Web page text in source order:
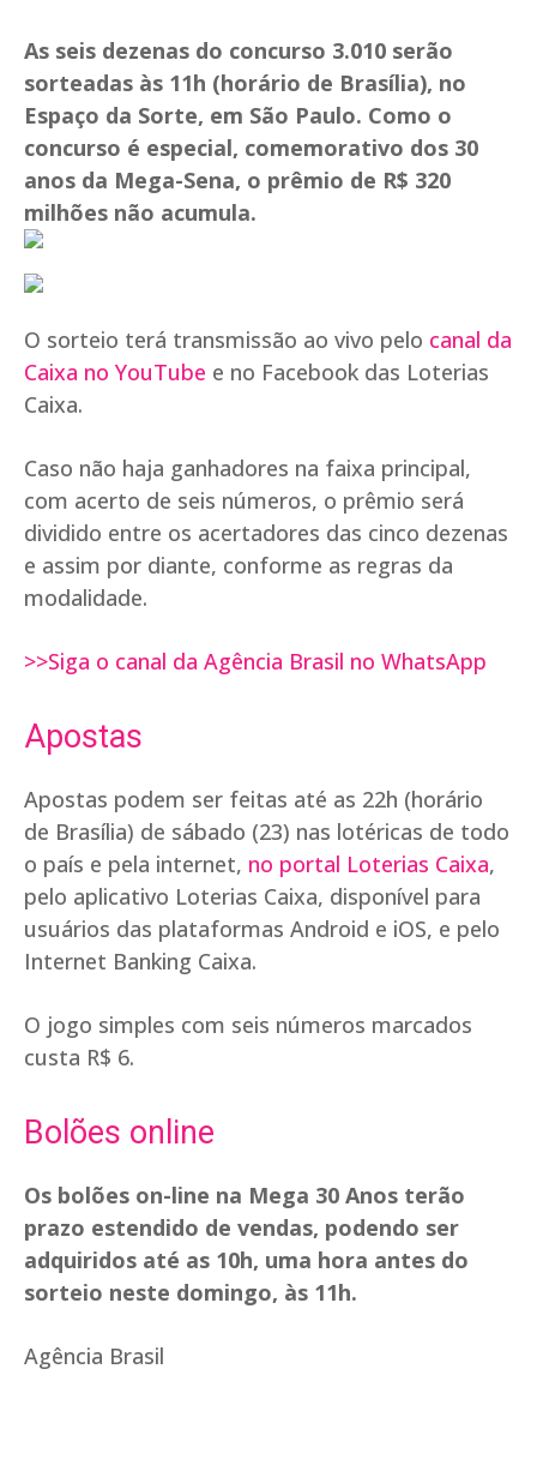
As seis dezenas do concurso 3.010 serão
sorteadas às 11h (horário de Brasília), no
Espaço da Sorte, em São Paulo. Como o
concurso é especial, comemorativo dos 30
anos da Mega-Sena, o prêmio de R$ 320
milhões não acumula.
O sorteio terá transmissão ao vivo pelo canal da
Caixa no YouTube e no Facebook das Loterias
Caixa.
Caso não haja ganhadores na faixa principal,
com acerto de seis números, o prêmio será
dividido entre os acertadores das cinco dezenas
e assim por diante, conforme as regras da
modalidade.
>>Siga o canal da Agência Brasil no WhatsApp
Apostas
Apostas podem ser feitas até as 22h (horário
de Brasília) de sábado (23) nas lotéricas de todo
o país e pela internet, no portal Loterias Caixa,
pelo aplicativo Loterias Caixa, disponível para
usuários das plataformas Android e iOS, e pelo
Internet Banking Caixa.
O jogo simples com seis números marcados
custa R$ 6.
Bolões online
Os bolões on-line na Mega 30 Anos terão
prazo estendido de vendas, podendo ser
adquiridos até as 10h, uma hora antes do
sorteio neste domingo, às 11h.
Agência Brasil